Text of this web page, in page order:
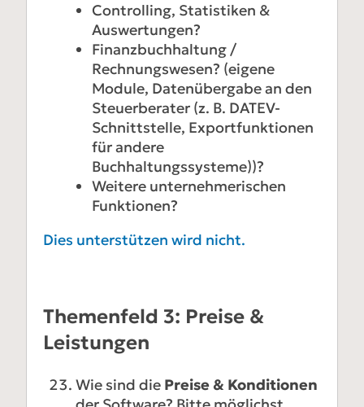
Controlling, Statistiken &
Auswertungen?
Finanzbuchhaltung /
Rechnungswesen? (eigene
Module, Datenübergabe an den
Steuerberater (z. B. DATEV-
Schnittstelle, Exportfunktionen
für andere
Buchhaltungssysteme))?
Weitere unternehmerischen
Funktionen?
Dies unterstützen wird nicht.
Themenfeld 3: Preise &
Leistungen
Wie sind die Preise & Konditionen